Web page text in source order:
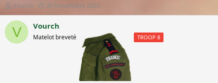
A
u
t
e
u
Vourch
D
a
t
e
d
30 Novembre 2025
V Vourch
Matelot breveté Matelot breveté TROOP 8